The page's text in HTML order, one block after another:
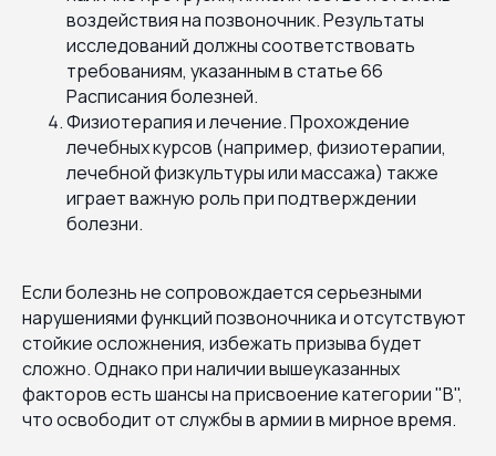
воздействия на позвоночник. Результаты
исследований должны соответствовать
требованиям, указанным в статье 66
Расписания болезней.
Физиотерапия и лечение. Прохождение
лечебных курсов (например, физиотерапии,
лечебной физкультуры или массажа) также
играет важную роль при подтверждении
болезни.
Если болезнь не сопровождается серьезными
нарушениями функций позвоночника и отсутствуют
стойкие осложнения, избежать призыва будет
сложно. Однако при наличии вышеуказанных
факторов есть шансы на присвоение категории "В",
что освободит от службы в армии в мирное время.